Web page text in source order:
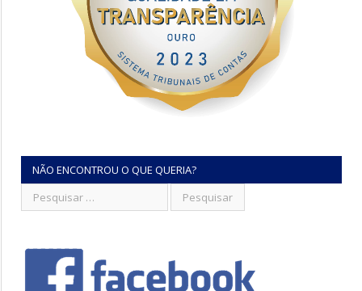
NÃO ENCONTROU O QUE QUERIA?